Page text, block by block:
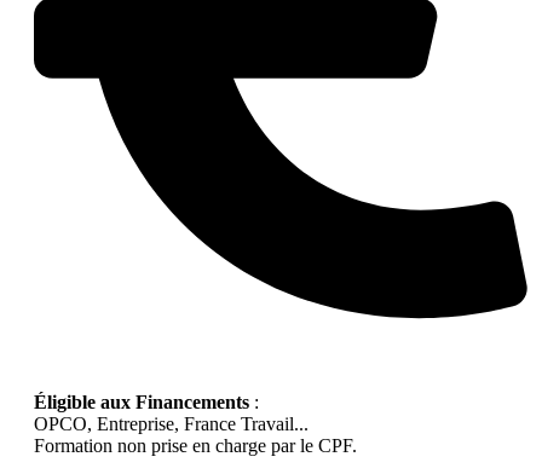
Éligible aux Financements :
OPCO, Entreprise, France Travail...
Formation non prise en charge par le CPF.